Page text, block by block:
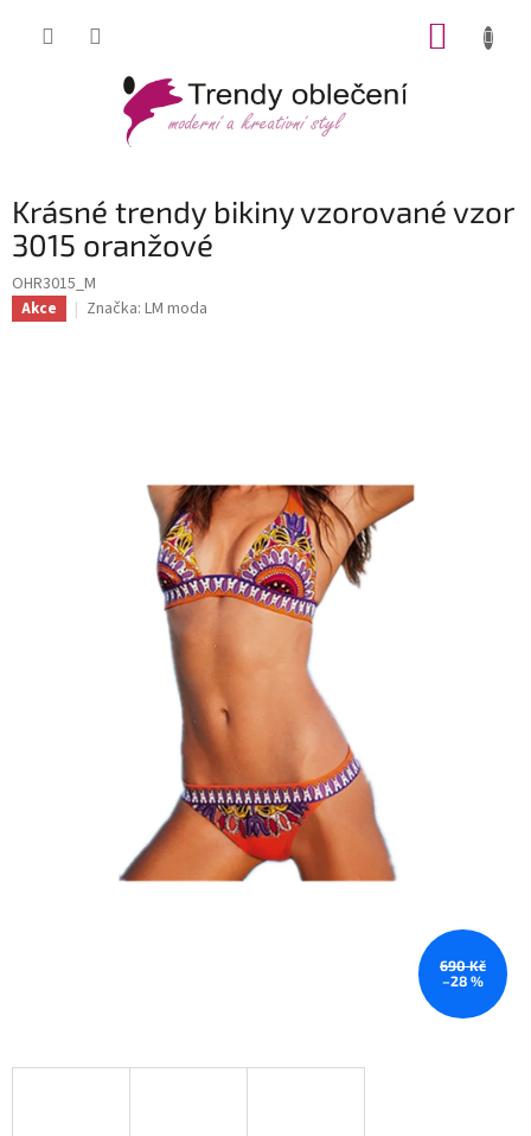
Krásné trendy bikiny vzorované vzor
3015 oranžové
OHR3015_M
Akce Značka: LM moda
690 Kč
–28 %